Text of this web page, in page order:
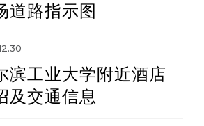
道路指示图
滨工业大学附近酒店
及交通信息